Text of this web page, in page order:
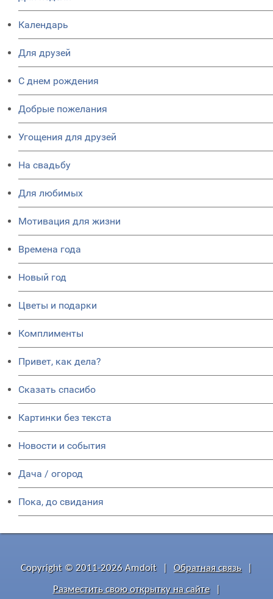
Календарь
Для друзей
C днем рождения
Добрые пожелания
Угощения для друзей
На свадьбу
Для любимых
Мотивация для жизни
Времена года
Новый год
Цветы и подарки
Комплименты
Привет, как дела?
Сказать спасибо
Картинки без текста
Новости и события
Дача / огород
Пока, до свидания
Copyright © 2011-2026 Amdoit Обратная связь
Разместить свою открытку на сайте